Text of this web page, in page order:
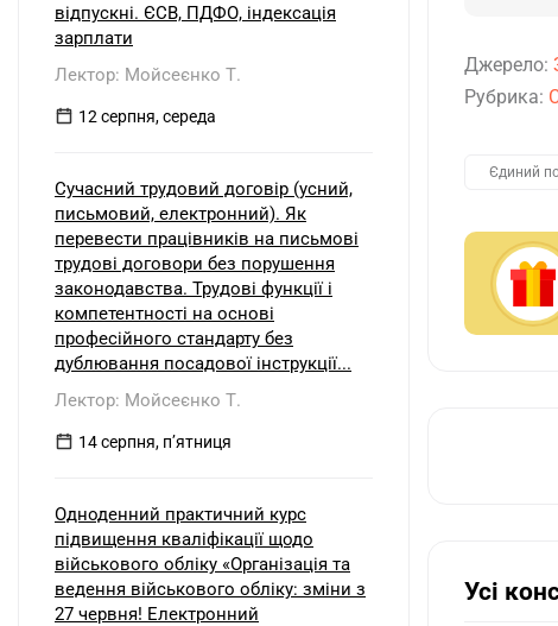
Джерело:
Рубрика:
Єдиний
Усі
відпускні. ЄСВ, ПДФО, індексація
зарплати
Лектор: Мойсеєнко Т.
12 серпня, середа
Сучасний трудовий договір (усний,
письмовий, електронний). Як
перевести працівників на письмові
трудові договори без порушення
законодавства. Трудові функції і
компетентності на основі
професійного стандарту без
дублювання посадової інструкції...
Лектор: Мойсеєнко Т.
14 серпня, пʼятниця
Одноденний практичний курс
підвищення кваліфікації щодо
військового обліку «Організація та
ведення військового обліку: зміни з
27 червня! Електронний